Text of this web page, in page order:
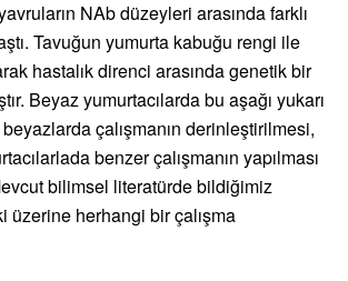
NAb düzeyleri arasında farklı
Tavuğun yumurta kabuğu rengi ile
hastalık direnci arasında genetik bir
Beyaz yumurtacılarda bu aşağı yukarı
çalışmanın derinleştirilmesi,
benzer çalışmanın yapılması
bilimsel literatürde bildiğimiz
üzerine herhangi bir çalışma